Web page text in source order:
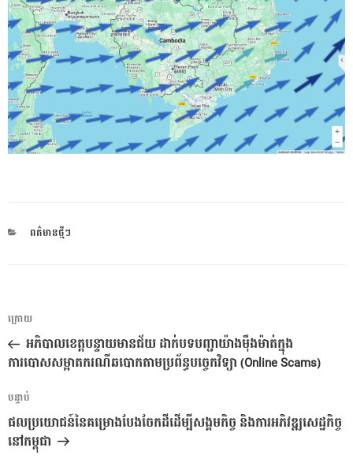
CATEGORIES
ពត៌មានថ្មីៗ
ការ​
នាំទិស​
ប្រកាស
អត្ថបទ
មុន
ក្រោយ
អភិបាលខេត្តបន្ទាយមានជ័យ ដាក់បទបញ្ជាយ៉ាងម៉ឹងម៉ាត់ក្នុង
ការបោសសម្អាតករណីឆបោកតាមប្រព័ន្ធបច្ចេកវិទ្យា (Online Scams)
អត្ថបទ
បន្ទាប់
បន្ទាប់
ផលប្រយោជន៍នៃគម្រោងបែងចែកដីដើម្បីសង្គមកិច្ច និងការអភិវឌ្ឍសេដ្ឋកិច្ច
នៅកម្ពុជា